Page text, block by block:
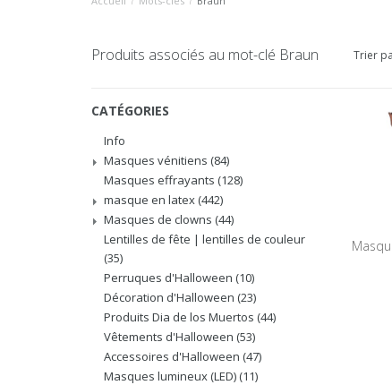
Produits associés au mot-clé Braun Trier
CATÉGORIES
Info
Masques vénitiens (84)
Masques effrayants (128)
masque en latex (442)
Masques de clowns (44)
Lentilles de fête | lentilles de couleur
(35)
Perruques d'Halloween (10)
Décoration d'Halloween (23)
Produits Dia de los Muertos (44)
Vêtements d'Halloween (53)
Accessoires d'Halloween (47)
Masques lumineux (LED) (11)